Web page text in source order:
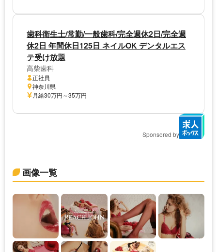
歯科衛生士/常勤/一般歯科/完全週休2日/完全週
休2日 年間休日125日 ネイルOK デンタルエス
テ受け放題
高柴歯科
正社員
神奈川県
月給30万円～35万円
Sponsored by
画像一覧